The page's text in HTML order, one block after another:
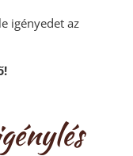
igényedet az